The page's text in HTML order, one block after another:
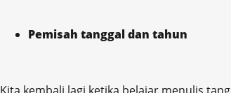
Pemisah tanggal dan tahun
Kita kembali lagi ketika belajar menulis